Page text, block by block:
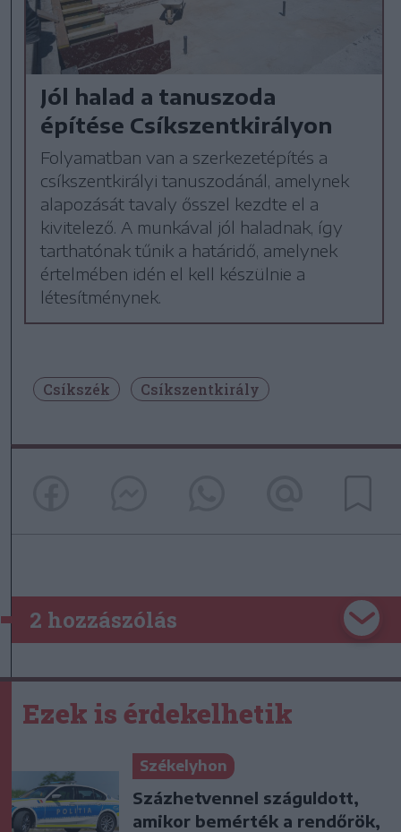
Jól halad a tanuszoda
építése Csíkszentkirályon
Folyamatban van a szerkezetépítés a
csíkszentkirályi tanuszodánál, amelynek
alapozását tavaly ősszel kezdte el a
kivitelező. A munkával jól haladnak, így
tarthatónak tűnik a határidő, amelynek
értelmében idén el kell készülnie a
létesítménynek.
Csíkszék Csíkszentkirály
2 hozzászólás
Ezek is érdekelhetik
Székelyhon
Százhetvennel száguldott,
amikor bemérték a rendőrök,